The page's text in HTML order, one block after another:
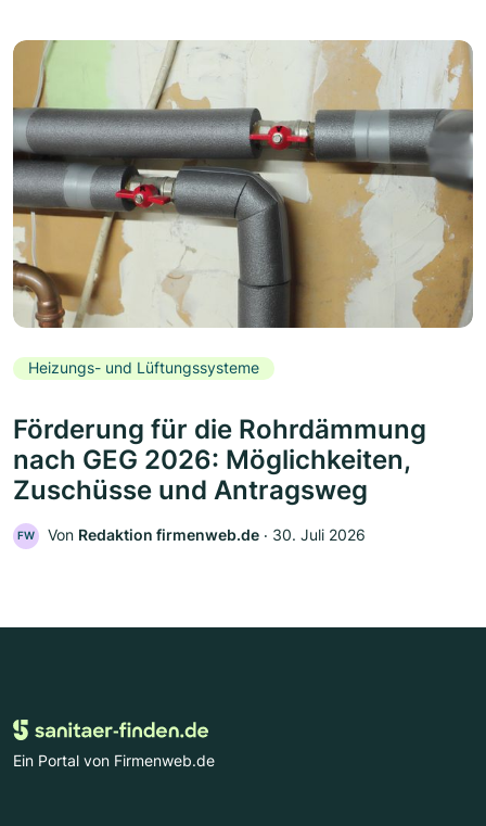
Heizungs- und Lüftungssysteme
Förderung für die Rohrdämmung
nach GEG 2026: Möglichkeiten,
Zuschüsse und Antragsweg
FW Von Redaktion firmenweb.de ‧ 30. Juli 2026
Ein Portal von Firmenweb.de